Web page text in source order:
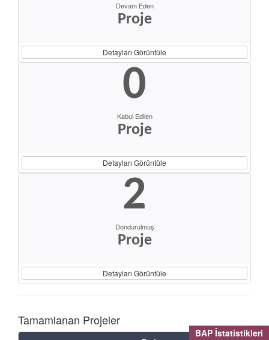
BAP İstatistikleri
Devam Eden
Proje
Detayları Görüntüle
0
Kabul Edilen
Proje
Detayları Görüntüle
2
Dondurulmuş
Proje
Detayları Görüntüle
Tamamlanan Projeler